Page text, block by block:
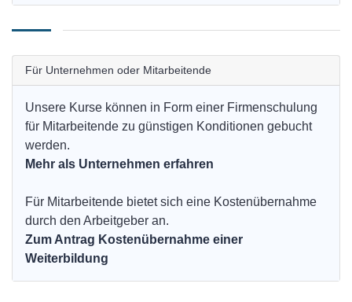
Für Unternehmen oder Mitarbeitende
Unsere Kurse können in Form einer Firmenschulung
für Mitarbeitende zu günstigen Konditionen gebucht
werden.
Mehr als Unternehmen erfahren
Für Mitarbeitende bietet sich eine Kostenübernahme
durch den Arbeitgeber an.
Zum Antrag Kostenübernahme einer
Weiterbildung